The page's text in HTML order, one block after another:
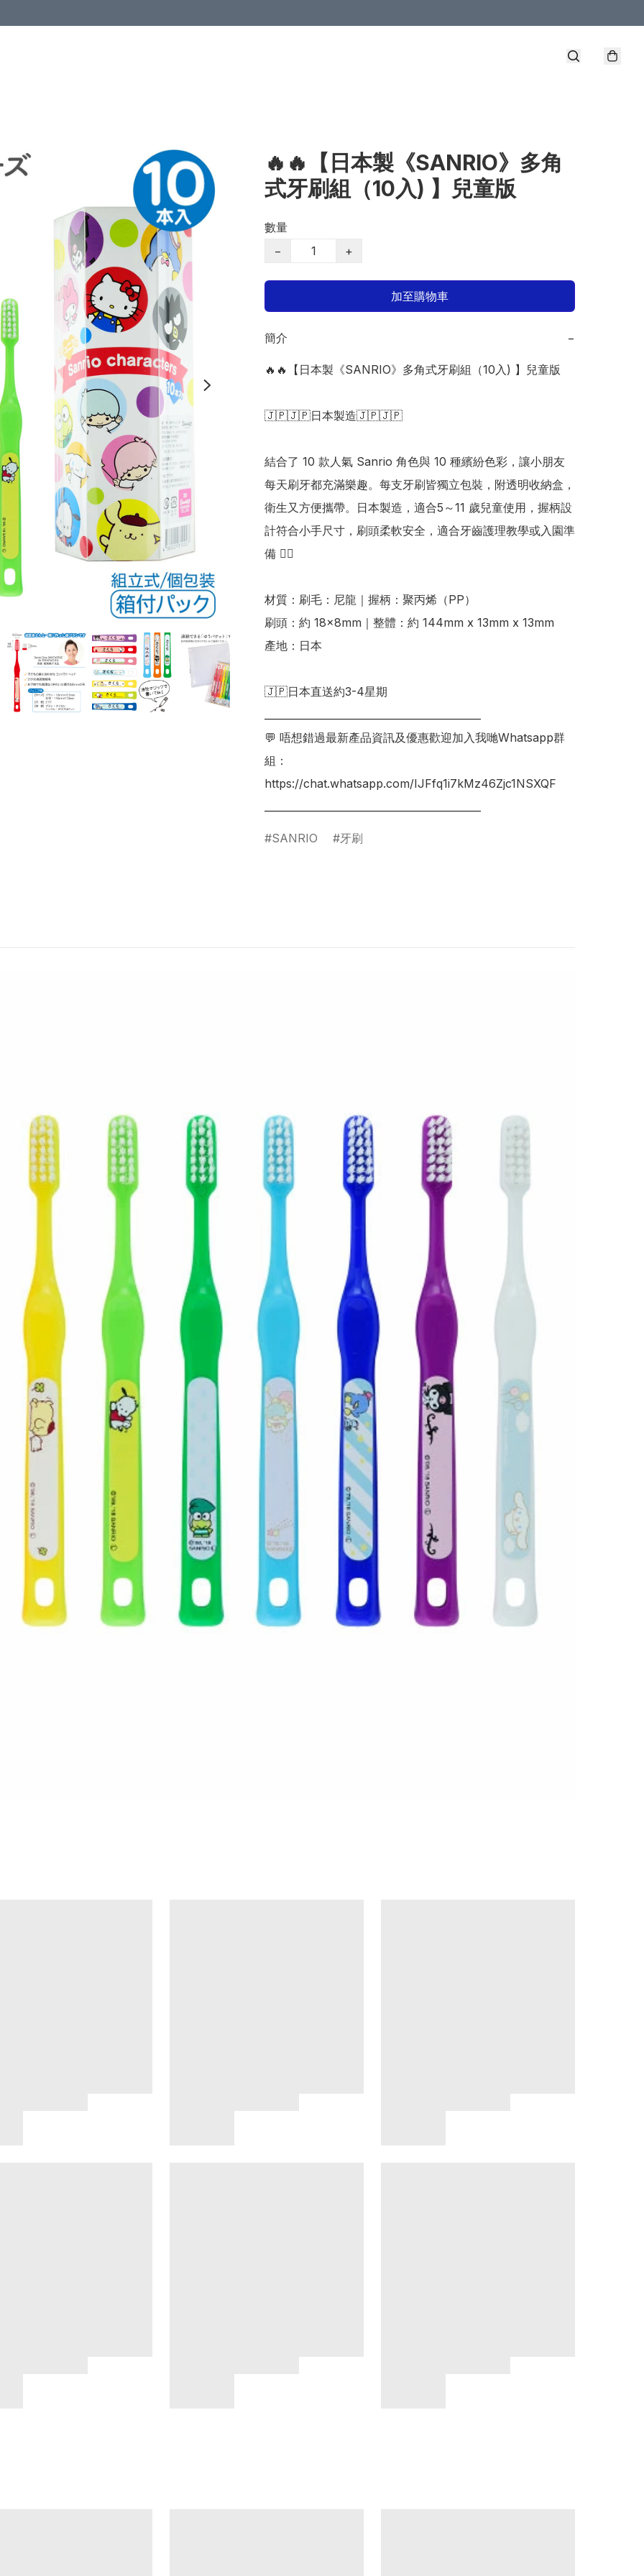
🔥🔥【日本製《SANRIO》多角
式牙刷組（10入) 】兒童版
數量
−
+
加至購物車
簡介 −
🔥🔥【日本製《SANRIO》多角式牙刷組（10入) 】兒童版
🇯🇵🇯🇵日本製造🇯🇵🇯🇵
結合了 10 款人氣 Sanrio 角色與 10 種繽紛色彩，讓小朋友
每天刷牙都充滿樂趣。每支牙刷皆獨立包裝，附透明收納盒，
衛生又方便攜帶。日本製造，適合5～11 歲兒童使用，握柄設
計符合小手尺寸，刷頭柔軟安全，適合牙齒護理教學或入園準
備 👍🏻
材質：刷毛：尼龍｜握柄：聚丙烯（PP）
刷頭：約 18×8mm｜整體：約 144mm x 13mm x 13mm
產地：日本
🇯🇵日本直送約3-4星期
💬 唔想錯過最新產品資訊及優惠歡迎加入我哋Whatsapp群
組：
https://chat.whatsapp.com/IJFfq1i7kMz46Zjc1NSXQF
SANRIO 牙刷